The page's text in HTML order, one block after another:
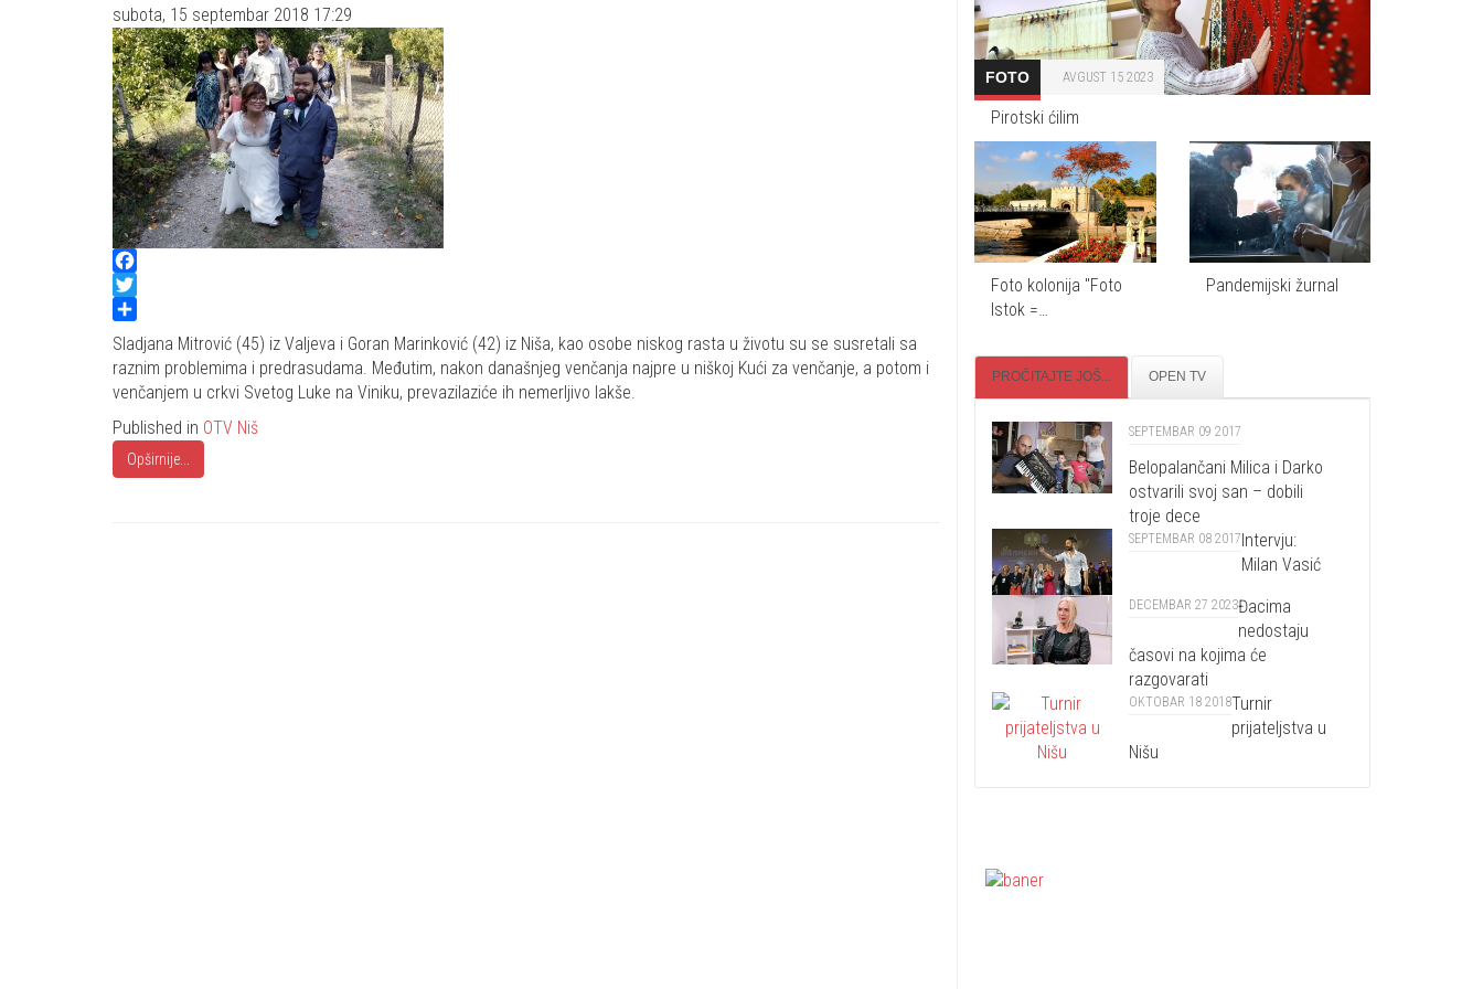
subota, 15 septembar 2018 17:29
Facebook
Twitter
Share
Sladjana Mitrović (45) iz Valjeva i Goran Marinković (42) iz Niša, kao osobe niskog rasta u životu su se susretali sa
raznim problemima i predrasudama. Međutim, nakon današnjeg venčanja najpre u niškoj Kući za venčanje, a potom i
venčanjem u crkvi Svetog Luke na Viniku, prevazilaziće ih nemerljivo lakše.
Published in OTV Niš
Opširnije...
FOTO AVGUST 15 2023
Pirotski ćilim
Foto kolonija "Foto
Istok =…
Pandemijski žurnal
PROČITAJTE JOŠ... OPEN TV
SEPTEMBAR 09 2017
Belopalančani Milica i Darko
ostvarili svoj san – dobili
troje dece
SEPTEMBAR 08 2017Intervju:
Milan Vasić
DECEMBAR 27 2023Đacima
nedostaju
časovi na kojima će
razgovarati
OKTOBAR 18 2018Turnir
prijateljstva u
Nišu